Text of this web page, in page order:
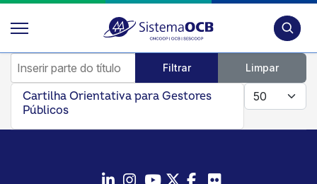
Inserir parte do título
Filtrar Limpar
Mostrar #
Cartilha Orientativa para Gestores
Públicos